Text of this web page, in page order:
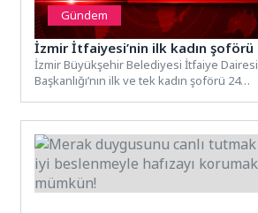
Gündem
İzmir İtfaiyesi’nin ilk kadın şoförü
İzmir Büyükşehir Belediyesi İtfaiye Dairesi
Başkanlığı’nın ilk ve tek kadın şoförü 24